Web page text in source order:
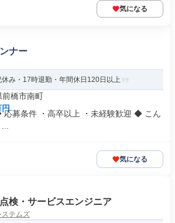
気になる
ナー
み・17時退勤・年間休日120日以上
橋市南町
円
募条件 ・高卒以上 ・未経験歓迎 ◆ こん
気になる
検・サービスエンジニア
ステムズ